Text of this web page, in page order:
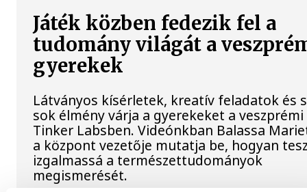
Játék közben fedezik fel a
tudomány világát a
gyerekek
Látványos kísérletek, kreatív feladatok és
sok élmény várja a gyerekeket a veszprémi
Tinker Labsben. Videónkban Balassa
a központ vezetője mutatja be, hogyan
izgalmassá a természettudományok
megismerését.